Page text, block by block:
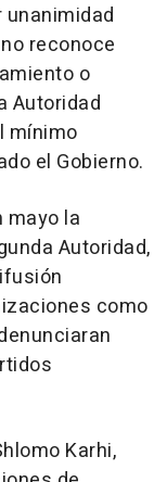
unanimidad
reconoce
o
Autoridad
mínimo
el Gobierno.
mayo la
Autoridad,
como
Karhi,